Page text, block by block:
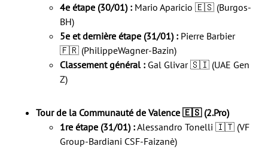
4e étape (30/01) : Mario Aparicio 🇪🇸 (Burgos-
BH)
5e et dernière étape (31/01) : Pierre Barbier
🇫🇷 (PhilippeWagner-Bazin)
Classement général : Gal Glivar 🇸🇮 (UAE Gen
Z)
Tour de la Communauté de Valence 🇪🇸 (2.Pro)
1re étape (31/01) :Alessandro Tonelli 🇮🇹 (VF
Group-Bardiani CSF-Faizanè)